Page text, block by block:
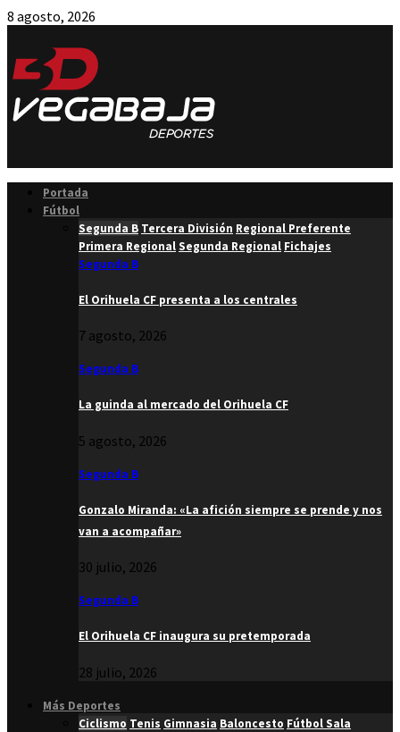
8 agosto, 2026
Portada
Fútbol
Segunda B Tercera División Regional Preferente
Primera RegionalSegunda Regional Fichajes
Segunda B
El Orihuela CF presenta a los centrales
7 agosto, 2026
Segunda B
La guinda al mercado del Orihuela CF
5 agosto, 2026
Segunda B
Gonzalo Miranda: «La afición siempre se prende y nos
van a acompañar»
30 julio, 2026
Segunda B
El Orihuela CF inaugura su pretemporada
28 julio, 2026
Más Deportes
Ciclismo Tenis Gimnasia Baloncesto Fútbol Sala